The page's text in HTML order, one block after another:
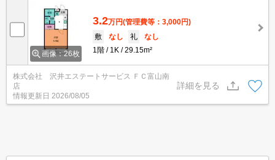
画像：26枚
3.2万円(管理費等：3,000円)
敷
なし 礼
なし
1階
1K 29.15m²
株式会社 沢井エステートサービス ＦＣ富山南
店
情報更新日 2026/08/05
詳細を見る